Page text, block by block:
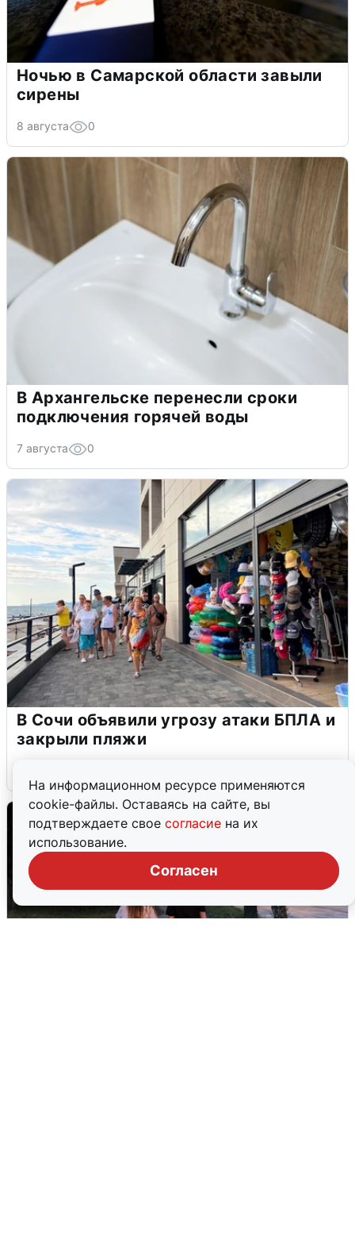
На информационном ресурсе применяются
cookie-файлы. Оставаясь на сайте, вы
подтверждаете свое согласие на их
использование.
Согласен
Ночью в Самарской области завыли
сирены
8 августа 0
В Архангельске перенесли сроки
подключения горячей воды
7 августа 0
В Сочи объявили угрозу атаки БПЛА и
закрыли пляжи